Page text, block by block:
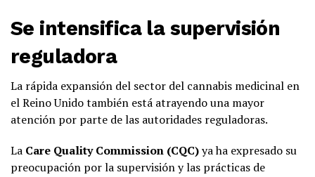
Se intensifica la supervisión
reguladora
La rápida expansión del sector del cannabis medicinal en
el Reino Unido también está atrayendo una mayor
atención por parte de las autoridades reguladoras.
La Care Quality Commission (CQC)ya ha expresado su
preocupación por la supervisión y las prácticas de